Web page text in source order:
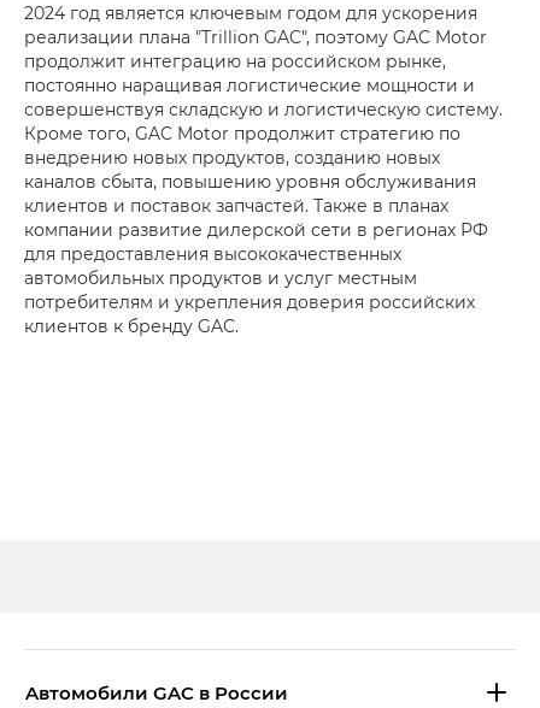
2024 год является ключевым годом для ускорения
реализации плана "Trillion GAC", поэтому GAC Motor
продолжит интеграцию на российском рынке,
постоянно наращивая логистические мощности и
совершенствуя складскую и логистическую систему.
Кроме того, GAC Motor продолжит стратегию по
внедрению новых продуктов, созданию новых
каналов сбыта, повышению уровня обслуживания
клиентов и поставок запчастей. Также в планах
компании развитие дилерской сети в регионах РФ
для предоставления высококачественных
автомобильных продуктов и услуг местным
потребителям и укрепления доверия российских
клиентов к бренду GAC.
Aвтомобили GAC в России